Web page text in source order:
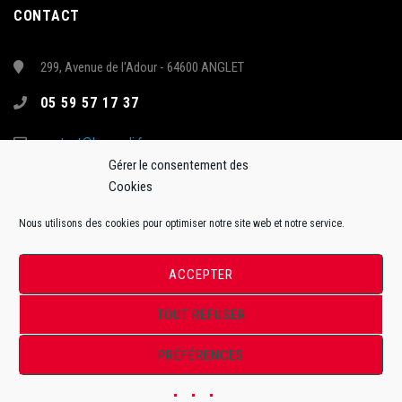
Gérer le consentement des
Cookies
Nous utilisons des cookies pour optimiser notre site web et notre service.
ACCEPTER
TOUT REFUSER
PRÉFÉRENCES
CONTACT
299, Avenue de l'Adour - 64600 ANGLET
05 59 57 17 37
contact@hormadi.fr
Site Officiel de l'Anglet Hormadi Pays Basque - Synerglace Ligue Magnus
ToffWeb©2018. Tous droits réservés.